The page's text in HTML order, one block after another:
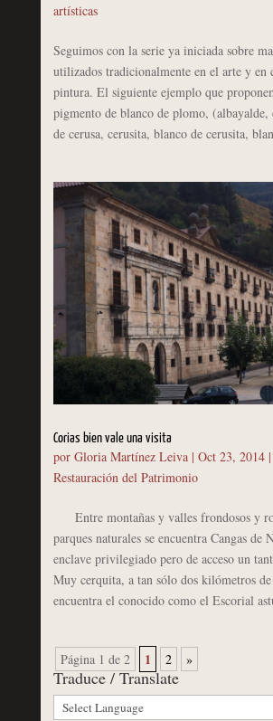
artísticas
Seguimos con la serie ya iniciada sobre
utilizados tradicionalmente en el arte y en
pintura. El siguiente ejemplo que
pigmento de blanco de plomo, (albayalde,
de cerusa, cerusita, blanco de cerusita,
Corias bien vale una visita
por Gloria Martínez Leiva| Oct 23, 2014|
Restauración del Patrimonio
Entre montañas y valles frondosos y
parques naturales se encuentra Cangas de
enclave privilegiado pero de acceso un
Muy cerquita, a tan sólo dos kilómetros
encuentra el conocido como el Escorial
Página 1 de 2 1 2 »
Traduce / Translate